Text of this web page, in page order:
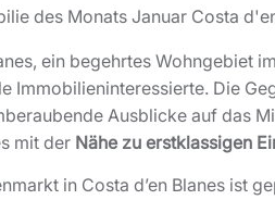
ein begehrtes Wohngebiet
Immobilieninteressierte. Die
Ausblicke auf das
mit der Nähe zu erstklassigen
in Costa d’en Blanes ist